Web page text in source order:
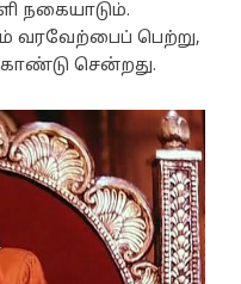
நகையாடும்.
வரவேற்பைப் பெற்று,
சென்றது.